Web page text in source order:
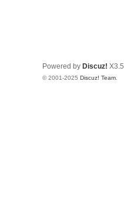
Powered by Discuz! X3.5
© 2001-2025 Discuz! Team